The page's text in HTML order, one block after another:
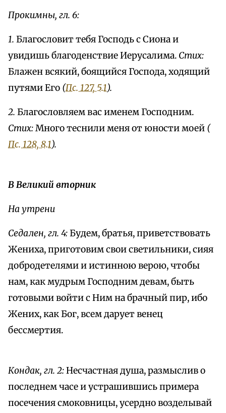
Прокимны, гл. 6:
1. Благословит тебя Господь с Сиона и
увидишь благоденствие Иерусалима. Стих:
Блажен всякий, боящийся Господа, ходящий
путями Его (Пс. 127, 5.1).
2. Благословляем вас именем Господним.
Стих:Много теснили меня от юности моей (
Пс. 128, 8.1).
В Великий вторник
На утрени
Седален, гл. 4:Будем, братья, приветствовать
Жениха, приготовим свои светильники, сияя
добродетелями и истинною верою, чтобы
нам, как мудрым Господним девам, быть
готовыми войти с Ним на брачный пир, ибо
Жених, как Бог, всем дарует венец
бессмертия.
Кондак, гл. 2:Несчастная душа, размыслив о
последнем часе и устрашившись примера
посечения смоковницы, усердно возделывай